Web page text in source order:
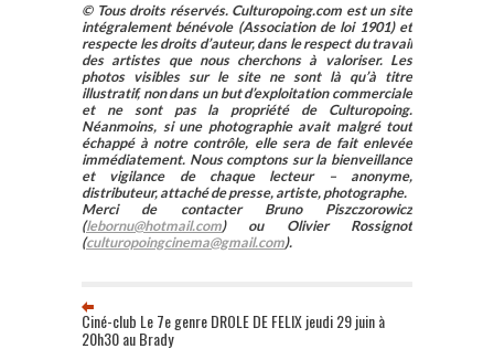
© Tous droits réservés. Culturopoing.com est un site
intégralement bénévole (Association de loi 1901) et
respecte les droits d’auteur, dans le respect du travail
des artistes que nous cherchons à valoriser. Les
photos visibles sur le site ne sont là qu’à titre
illustratif, non dans un but d’exploitation commerciale
et ne sont pas la propriété de Culturopoing.
Néanmoins, si une photographie avait malgré tout
échappé à notre contrôle, elle sera de fait enlevée
immédiatement. Nous comptons sur la bienveillance
et vigilance de chaque lecteur – anonyme,
distributeur, attaché de presse, artiste, photographe.
Merci de contacter Bruno Piszczorowicz
(lebornu@hotmail.com) ou Olivier Rossignot
(culturopoingcinema@gmail.com).
Ciné-club Le 7e genre DROLE DE FELIX jeudi 29 juin à
20h30 au Brady